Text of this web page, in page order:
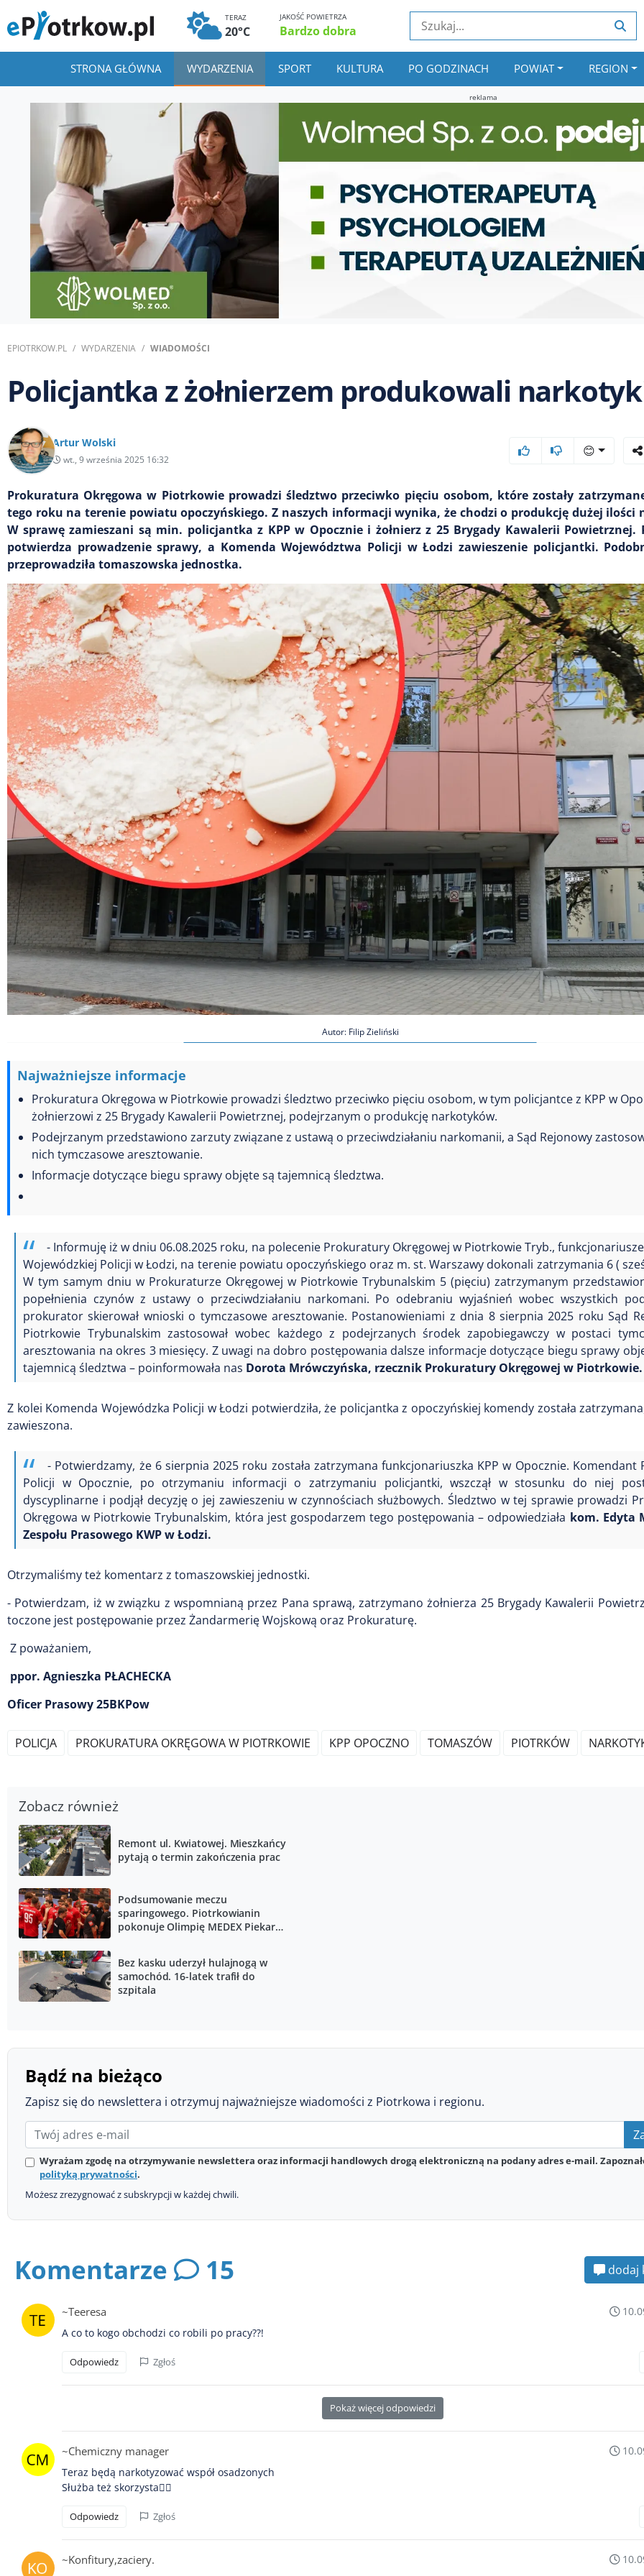
TERAZ
20°C
JAKOŚĆ POWIETRZA
Bardzo dobra
STRONA GŁÓWNA WYDARZENIA SPORT KULTURA PO GODZINACH POWIAT REGION
reklama
EPIOTRKOW.PL WYDARZENIA WIADOMOŚCI
Policjantka z żołnierzem produkowali
Artur Wolski
wt., 9 września 2025 16:32
😊
Prokuratura Okręgowa w Piotrkowie prowadzi śledztwo przeciwko pięciu osobom, które zostały
tego roku na terenie powiatu opoczyńskiego. Z naszych informacji wynika, że chodzi o produkcję dużej ilości
W sprawę zamieszani są min. policjantka z KPP w Opocznie i żołnierz z 25 Brygady Kawalerii
potwierdza prowadzenie sprawy, a Komenda Województwa Policji w Łodzi zawieszenie policjantki.
przeprowadziła tomaszowska jednostka.
Autor: Filip Zieliński
Najważniejsze informacje
Prokuratura Okręgowa w Piotrkowie prowadzi śledztwo przeciwko pięciu osobom, w tym policjantce z KPP w
żołnierzowi z 25 Brygady Kawalerii Powietrznej, podejrzanym o produkcję narkotyków.
Podejrzanym przedstawiono zarzuty związane z ustawą o przeciwdziałaniu narkomanii, a Sąd Rejonowy
nich tymczasowe aresztowanie.
Informacje dotyczące biegu sprawy objęte są tajemnicą śledztwa.
- Informuję iż w dniu 06.08.2025 roku, na polecenie Prokuratury Okręgowej w Piotrkowie Tryb.,
Wojewódzkiej Policji w Łodzi, na terenie powiatu opoczyńskiego oraz m. st. Warszawy dokonali zatrzymania 6 (
W tym samym dniu w Prokuraturze Okręgowej w Piotrkowie Trybunalskim 5 (pięciu) zatrzymanym
popełnienia czynów z ustawy o przeciwdziałaniu narkomani. Po odebraniu wyjaśnień wobec wszystkich
prokurator skierował wnioski o tymczasowe aresztowanie. Postanowieniami z dnia 8 sierpnia 2025 roku Sąd
Piotrkowie Trybunalskim zastosował wobec każdego z podejrzanych środek zapobiegawczy w postaci
aresztowania na okres 3 miesięcy. Z uwagi na dobro postępowania dalsze informacje dotyczące biegu sprawy
tajemnicą śledztwa – poinformowała nas Dorota Mrówczyńska, rzecznik Prokuratury Okręgowej w Piotrkowie.
Z kolei Komenda Wojewódzka Policji w Łodzi potwierdziła, że policjantka z opoczyńskiej komendy została
zawieszona.
- Potwierdzamy, że 6 sierpnia 2025 roku została zatrzymana funkcjonariuszka KPP w Opocznie. Komendant
Policji w Opocznie, po otrzymaniu informacji o zatrzymaniu policjantki, wszczął w stosunku do niej
dyscyplinarne i podjął decyzję o jej zawieszeniu w czynnościach służbowych. Śledztwo w tej sprawie prowadzi
Okręgowa w Piotrkowie Trybunalskim, która jest gospodarzem tego postępowania – odpowiedziała kom. Edyta
Zespołu Prasowego KWP w Łodzi.
Otrzymaliśmy też komentarz z tomaszowskiej jednostki.
- Potwierdzam, iż w związku z wspomnianą przez Pana sprawą, zatrzymano żołnierza 25 Brygady Kawalerii
toczone jest postępowanie przez Żandarmerię Wojskową oraz Prokuraturę.
Z poważaniem,
ppor. Agnieszka PŁACHECKA
Oficer Prasowy 25BKPow
POLICJA PROKURATURA OKRĘGOWA W PIOTRKOWIE KPP OPOCZNO TOMASZÓW PIOTRKÓW
Zobacz również
Remont ul. Kwiatowej. Mieszkańcy
pytają o termin zakończenia prac
Podsumowanie meczu
sparingowego. Piotrkowianin
pokonuje Olimpię MEDEX Piekary
Bez kasku uderzył hulajnogą w
samochód. 16-latek trafił do
szpitala
Bądź na bieżąco
Zapisz się do newslettera i otrzymuj najważniejsze wiadomości z Piotrkowa i regionu.
Wyrażam zgodę na otrzymywanie newslettera oraz informacji handlowych drogą elektroniczną na podany adres e-mail.
polityką prywatności.
Możesz zrezygnować z subskrypcji w każdej chwili.
Komentarze 15 dodaj
~Teeresa
A co to kogo obchodzi co robili po pracy??!
Odpowiedz Zgłoś
Pokaż więcej odpowiedzi
~Chemiczny manager
Teraz będą narkotyzować współ osadzonych
Służba też skorzysta😵‍💫
Odpowiedz Zgłoś
~Konfitury,zaciery.